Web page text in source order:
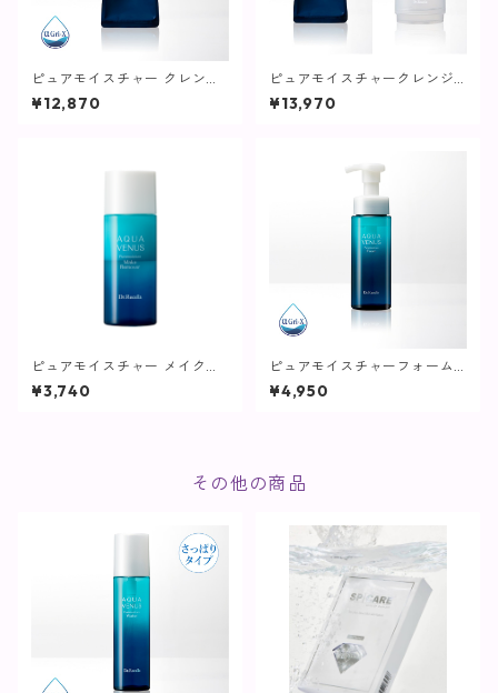
ピュアモイスチャー クレンジ
ング (詰替え) / 500g【クレン
ジング】
¥12,870
ピュアモイスチャークレンジ
ング【詰め替え(500g)+ボト
ルセット】
¥13,970
ピュアモイスチャー メイクリ
ムーバー / 80mL【リムーバ
ー】
¥3,740
ピュアモイスチャーフォーム /
200ｍL【洗顔】
¥4,950
その他の商品